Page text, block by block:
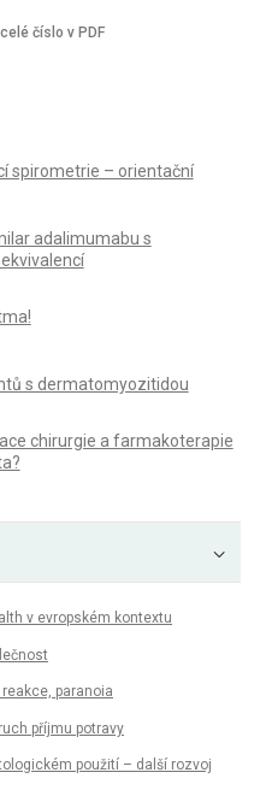
číslo v PDF
spirometrie – orientační
adalimumabu s
s dermatomyozitidou
chirurgie a farmakoterapie
v evropském kontextu
paranoia
příjmu potravy
použití – další rozvoj